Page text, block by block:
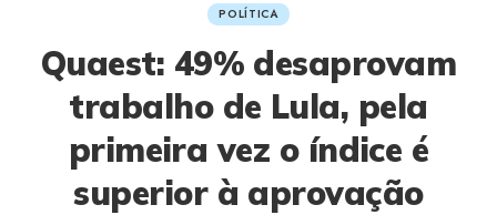
POLÍTICA
Quaest: 49% desaprovam
trabalho de Lula, pela
primeira vez o índice é
superior à aprovação